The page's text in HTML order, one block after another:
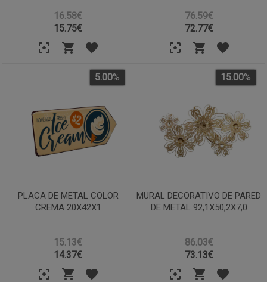
16.58€
15.75€
76.59€
72.77€
PLACA DE METAL COLOR
CREMA 20X42X1
15.13€
5.00%
14.37€
MURAL DECORATIVO DE PARED
DE METAL 92,1X50,2X7,0
86.03€
15.00%
73.13€